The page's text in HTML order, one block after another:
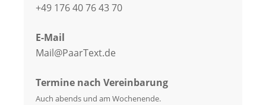
+49 176 40 76 43 70
E-Mail
Mail@PaarText.de
Termine nach Vereinbarung
Auch abends und am Wochenende.